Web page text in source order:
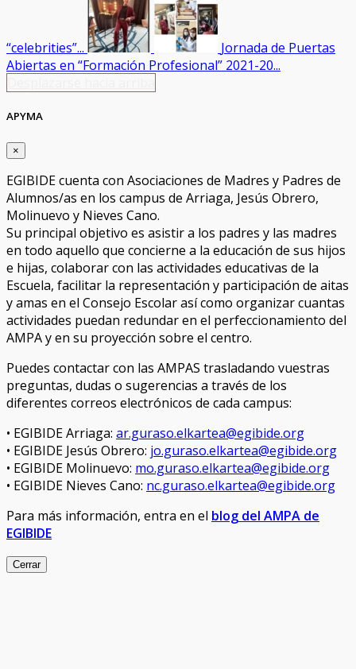
“celebrities”...
Jornada de Puertas
Abiertas en “Formación Profesional” 2021-20...
APYMA
×
EGIBIDE cuenta con Asociaciones de Madres y Padres de
Alumnos/as en los campus de Arriaga, Jesús Obrero,
Molinuevo y Nieves Cano.
Su principal objetivo es asistir a los padres y las madres
en todo aquello que concierne a la educación de sus hijos
e hijas, colaborar con las actividades educativas de la
Escuela, facilitar la representación y participación de aitas
y amas en el Consejo Escolar así como organizar cuantas
actividades puedan redundar en el perfeccionamiento del
AMPA y en su proyección sobre el centro.
Puedes contactar con las AMPAS trasladando vuestras
preguntas, dudas o sugerencias a través de los
diferentes correos electrónicos de cada campus:
• EGIBIDE Arriaga: ar.guraso.elkartea@egibide.org
• EGIBIDE Jesús Obrero: jo.guraso.elkartea@egibide.org
• EGIBIDE Molinuevo: mo.guraso.elkartea@egibide.org
• EGIBIDE Nieves Cano: nc.guraso.elkartea@egibide.org
Para más información, entra en el blog del AMPA de
EGIBIDE
Cerrar